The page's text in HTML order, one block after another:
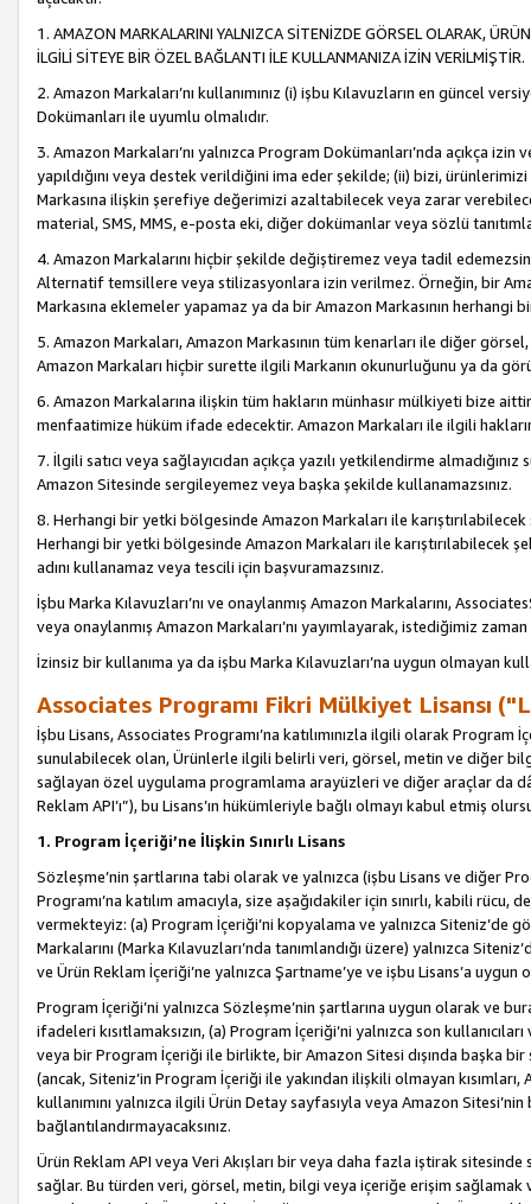
1. AMAZON MARKALARINI YALNIZCA SİTENİZDE GÖRSEL OLARAK,
İLGİLİ SİTEYE BİR ÖZEL BAĞLANTI İLE KULLANMANIZA İZİN VERİLMİŞTİR.
2. Amazon Markaları’nı kullanımınız (i) işbu Kılavuzların en güncel
Dokümanları ile uyumlu olmalıdır.
3. Amazon Markaları’nı yalnızca Program Dokümanları’nda açıkça
yapıldığını veya destek verildiğini ima eder şekilde; (ii) bizi,
Markasına ilişkin şerefiye değerimizi azaltabilecek veya zarar
material, SMS, MMS, e-posta eki, diğer dokümanlar veya sözlü
4. Amazon Markalarını hiçbir şekilde değiştiremez veya tadil
Alternatif temsillere veya stilizasyonlara izin verilmez. Örneğin, bir
Markasına eklemeler yapamaz ya da bir Amazon Markasının herhangi
5. Amazon Markaları, Amazon Markasının tüm kenarları ile diğer
Amazon Markaları hiçbir surette ilgili Markanın okunurluğunu ya da
6. Amazon Markalarına ilişkin tüm hakların münhasır mülkiyeti bize
menfaatimize hüküm ifade edecektir. Amazon Markaları ile ilgili
7. İlgili satıcı veya sağlayıcıdan açıkça yazılı yetkilendirme
Amazon Sitesinde sergileyemez veya başka şekilde kullanamazsınız.
8. Herhangi bir yetki bölgesinde Amazon Markaları ile
Herhangi bir yetki bölgesinde Amazon Markaları ile karıştırılabilecek
adını kullanamaz veya tescili için başvuramazsınız.
İşbu Marka Kılavuzları’nı ve onaylanmış Amazon Markalarını,
veya onaylanmış Amazon Markaları’nı yayımlayarak, istediğimiz
İzinsiz bir kullanıma ya da işbu Marka Kılavuzları’na uygun olmayan
Associates Programı Fikri Mülkiyet Lisansı
İşbu Lisans, Associates Programı’na katılımınızla ilgili olarak Program
sunulabilecek olan, Ürünlerle ilgili belirli veri, görsel, metin ve diğer
sağlayan özel uygulama programlama arayüzleri ve diğer araçlar da
Reklam API’ı”), bu Lisans’ın hükümleriyle bağlı olmayı kabul etmiş
1. Program İçeriği’ne İlişkin Sınırlı Lisans
Sözleşme’nin şartlarına tabi olarak ve yalnızca (işbu Lisans ve diğer
Programı’na katılım amacıyla, size aşağıdakiler için sınırlı, kabili
vermekteyiz: (a) Program İçeriği’ni kopyalama ve yalnızca Siteniz’de
Markalarını (Marka Kılavuzları’nda tanımlandığı üzere) yalnızca
ve Ürün Reklam İçeriği’ne yalnızca Şartname’ye ve işbu Lisans’a
Program İçeriği’ni yalnızca Sözleşme’nin şartlarına uygun olarak ve
ifadeleri kısıtlamaksızın, (a) Program İçeriği’ni yalnızca son
veya bir Program İçeriği ile birlikte, bir Amazon Sitesi dışında başka
(ancak, Siteniz’in Program İçeriği ile yakından ilişkili olmayan
kullanımını yalnızca ilgili Ürün Detay sayfasıyla veya Amazon
bağlantılandırmayacaksınız.
Ürün Reklam API veya Veri Akışları bir veya daha fazla iştirak
sağlar. Bu türden veri, görsel, metin, bilgi veya içeriğe erişim sağlamak